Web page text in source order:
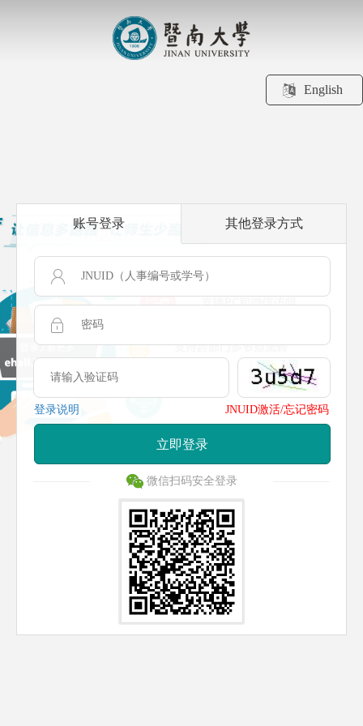
English
账号登录 其他登录方式
登录说明 JNUID激活/忘记密码
立即登录
微信扫码安全登录